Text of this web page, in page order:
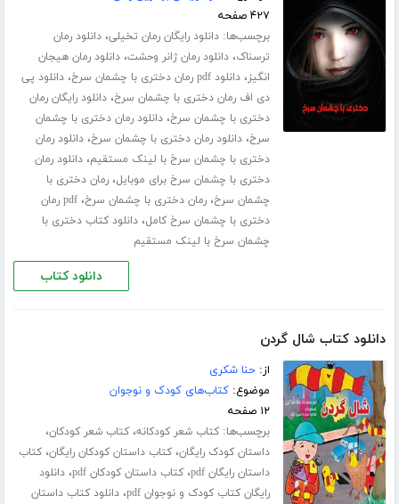
۴۲۷ صفحه
برچسب‌ها:دانلود رایگان رمان تخیلی،دانلود رمان
ترسناک،دانلود رمان ژانر وحشت،دانلود رمان هیجان
انگیز،دانلود pdf رمان دختری با چشمان سرخ ،دانلود پی
دی اف رمان دختری با چشمان سرخ،دانلود رایگان رمان
دختری با چشمان سرخ،دانلود رمان دختری با چشمان
سرخ،دانلود رمان دختری با چشمان سرخ،دانلود رمان
دختری با چشمان سرخ با لینک مستقیم،دانلود رمان
دختری با چشمان سرخ برای موبایل،رمان دختری با
چشمان سرخ،رمان دختری با چشمان سرخ،
pdf رمان
دختری با چشمان سرخ کامل،دانلود کتاب دختری با
چشمان سرخ با لینک مستقیم
دانلود کتاب
دانلود کتاب شال گردن
از:حنا شکری
موضوع:کتاب‌های کودک و نوجوان
۱۲ صفحه
برچسب‌ها:کتاب شعر کودکانه،کتاب شعر کودکان،
داستان کودک رایگان،کتاب داستان کودکان رایگان،کتاب
داستان رایگان pdf
،کتاب داستان کودکان pdf ،دانلود
رایگان کتاب کودک و نوجوان pdf
،دانلود کتاب داستان